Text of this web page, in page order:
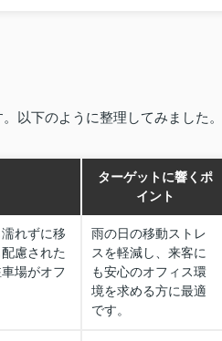
以下のように整理してみました。
ターゲットに響くポ
イント
れずに移
慮された
場がオフ
雨の日の移動ストレ
スを軽減し、来客に
も安心のオフィス環
境を求める方に最適
です。